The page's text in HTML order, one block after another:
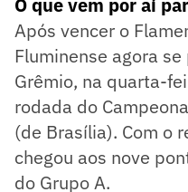
Após vencer o
Fluminense agora
Grêmio, na quarta-
rodada do
(de Brasília). Com o
chegou aos nove
do Grupo A.